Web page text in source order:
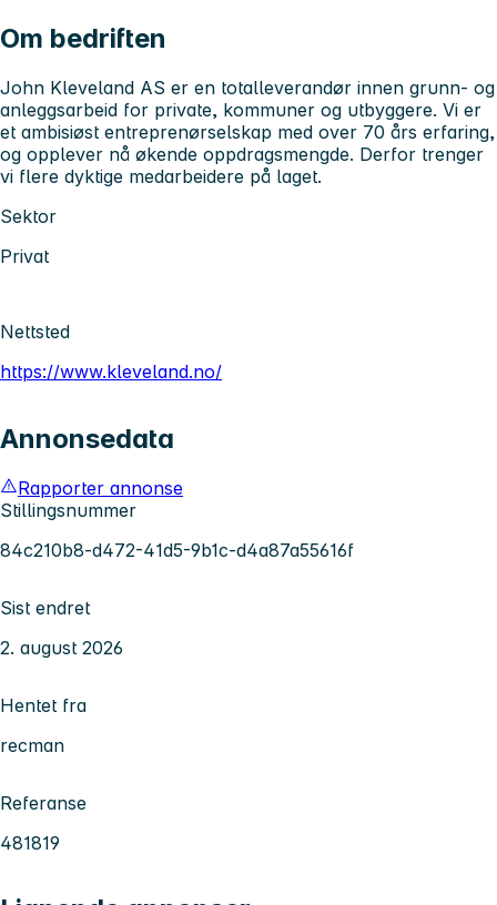
Om bedriften
John Kleveland AS er en totalleverandør innen grunn- og
anleggsarbeid for private, kommuner og utbyggere. Vi er
et ambisiøst entreprenørselskap med over 70 års erfaring,
og opplever nå økende oppdragsmengde. Derfor trenger
vi flere dyktige medarbeidere på laget.
Sektor
Privat
Nettsted
https://www.kleveland.no/
Annonsedata
Rapporter annonse
Stillingsnummer
84c210b8-d472-41d5-9b1c-d4a87a55616f
Sist endret
2. august 2026
Hentet fra
recman
Referanse
481819